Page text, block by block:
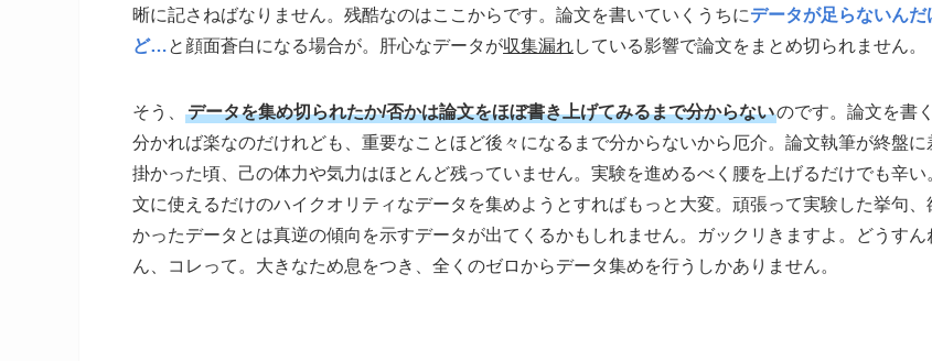
晰に記さねばなりません。残酷なのはここからです。論文を書いていくうちにデータが足らないんだ
ど…と顔面蒼白になる場合が。肝心なデータが収集漏れしている影響で論文をまとめ切られません。
そう、 データを集め切られたか/否かは論文をほぼ書き上げてみるまで分からないのです。論文を書
分かれば楽なのだけれども、重要なことほど後々になるまで分からないから厄介。論文執筆が終盤に
掛かった頃、己の体力や気力はほとんど残っていません。実験を進めるべく腰を上げるだけでも辛い
文に使えるだけのハイクオリティなデータを集めようとすればもっと大変。頑張って実験した挙句、
かったデータとは真逆の傾向を示すデータが出てくるかもしれません。ガックリきますよ。どうすん
ん、コレって。大きなため息をつき、全くのゼロからデータ集めを行うしかありません。